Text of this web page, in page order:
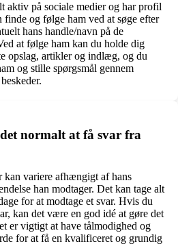
aktiv på sociale medier og har profil
og følge ham ved at søge efter
hans handle/navn på de
at følge ham kan du holde dig
opslag, artikler og indlæg, og du
og stille spørgsmål gennem
normalt at få svar fra
variere afhængigt af hans
han modtager. Det kan tage alt
for at modtage et svar. Hvis du
kan det være en god idé at gøre det
er vigtigt at have tålmodighed og
for at få en kvalificeret og grundig